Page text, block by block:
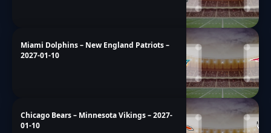
Miami Dolphins – New England Patriots –
2027-01-10
Chicago Bears – Minnesota Vikings – 2027-
01-10